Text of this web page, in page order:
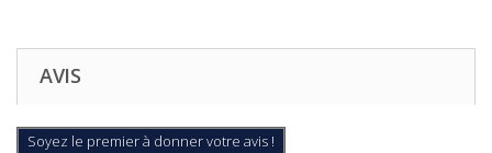
AVIS
Soyez le premier à donner votre avis !